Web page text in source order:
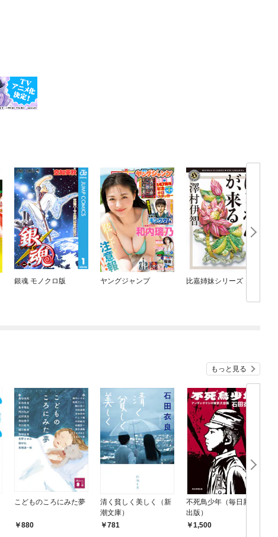
銀魂 モノクロ版 ヤングジャンプ 比嘉姉妹シリーズ
もっと見る
こどものころにみた夢
880
清く貧しく美しく（新
潮文庫）
781
不死鳥少年（毎日新聞
出版）
1,500